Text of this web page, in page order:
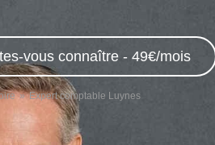
vous connaître - 49€/mois
Expert comptable Luynes